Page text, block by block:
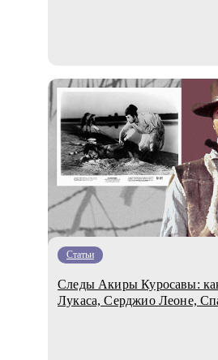
Статьи
Следы Акиры Куросавы:
Лукаса, Серджио Леоне,